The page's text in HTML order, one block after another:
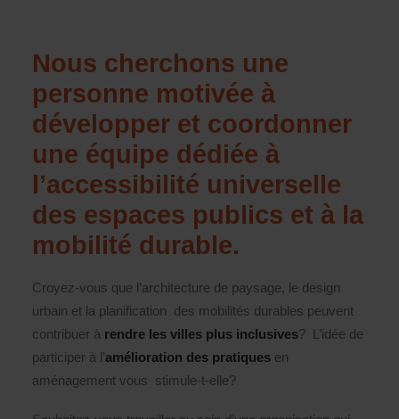
Nous cherchons une
personne motivée à
développer et coordonner
une équipe dédiée à
l’accessibilité universelle
des espaces publics et à la
mobilité durable.
Croyez-vous que l’architecture de paysage, le design
urbain et la planification des mobilités durables peuvent
contribuer à rendre les villes plus inclusives? L’idée de
participer à l’amélioration des pratiques en
aménagement vous stimule-t-elle?